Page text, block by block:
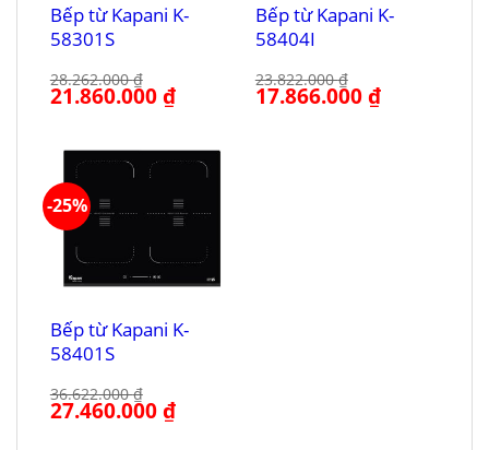
Bếp từ Kapani K-
58301S
28.262.000₫
Giá
gốc
21.860.000₫Giá
hiện
21.860.000 ₫.
Bếp từ Kapani K-
58404I
23.822.000₫
Giá
gốc
17.866.000₫Giá
hiện
-25%
Bếp từ Kapani K-
58401S
36.622.000₫
Giá
gốc
27.460.000₫Giá
hiện